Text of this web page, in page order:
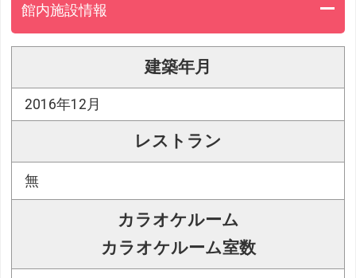
館内施設情報
建築年月
2016年12月
レストラン
無
カラオケルーム
カラオケルーム室数